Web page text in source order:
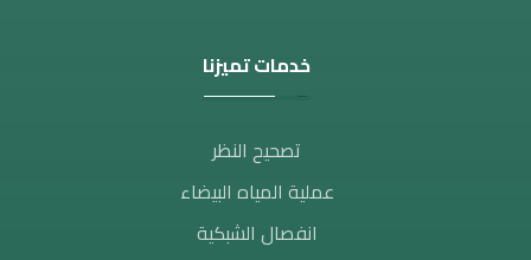
خدمات تميزنا
تصحيح النظر​
عملية المياه البيضاء
انفصال الشبكية